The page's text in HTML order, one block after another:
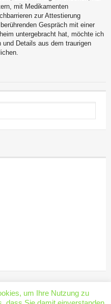
mit Medikamenten
zur Attestierung
Gespräch mit einer
untergebracht hat, möchte ich
Details aus dem traurigen
um Ihre Nutzung zu